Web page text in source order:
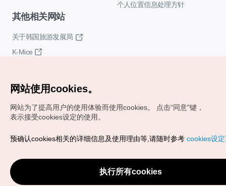
个人位置信息处理方针
其他相关网站
关于韩国旅游发展局
K-Mice
Copyrights (c) 韩国旅游发展局版权所有
VISITKOREA官方邮箱
chnsim@knto.or.kr
网站使用cookies。
网站为了提高用户的使用体验而使用cookies。
点击“同意"键，
表示接受cookies设定的使用。
预确认cookies相关的详细信息及使用理由等,请随时参考 cookies设
执行所有cookies